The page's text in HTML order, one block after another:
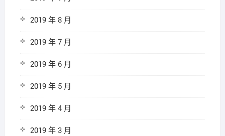
2019 年 8 月
2019 年 7 月
2019 年 6 月
2019 年 5 月
2019 年 4 月
2019 年 3 月